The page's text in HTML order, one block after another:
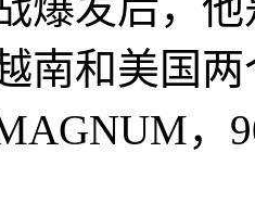
南和美国
，